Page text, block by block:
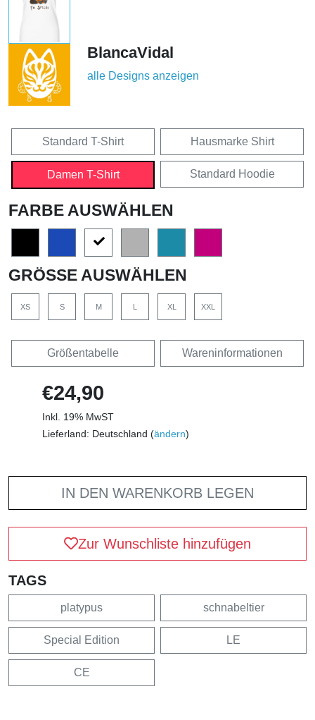
BlancaVidal
alle Designs anzeigen
Standard T-Shirt Hausmarke Shirt
Damen T-Shirt Standard Hoodie
FARBE AUSWÄHLEN
GRÖSSE AUSWÄHLEN
XS S M XL XXL
Größentabelle Wareninformationen
€24,90
Inkl. 19% MwST
Lieferland: Deutschland (ändern)
IN DEN WARENKORB LEGEN
Zur Wunschliste hinzufügen
TAGS
platypus schnabeltier
Special Edition LE
CE